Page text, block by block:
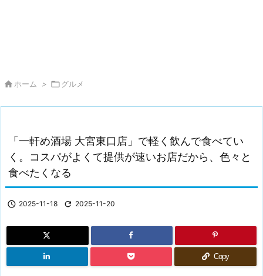
 ホーム > グルメ
「一軒め酒場 大宮東口店」で軽く飲んで食べてい
く。コスパがよくて提供が速いお店だから、色々と
食べたくなる
 2025-11-18  2025-11-20
Copy